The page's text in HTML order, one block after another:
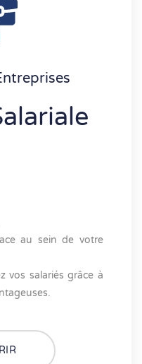
au sein de votre
vos salariés grâce à